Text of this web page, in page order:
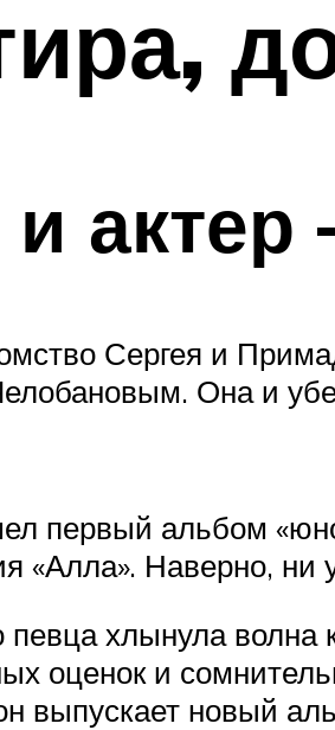
Сергея и
Она и
первый альбом
«Алла». Наверно, ни
хлынула волна
оценок и
выпускает новый